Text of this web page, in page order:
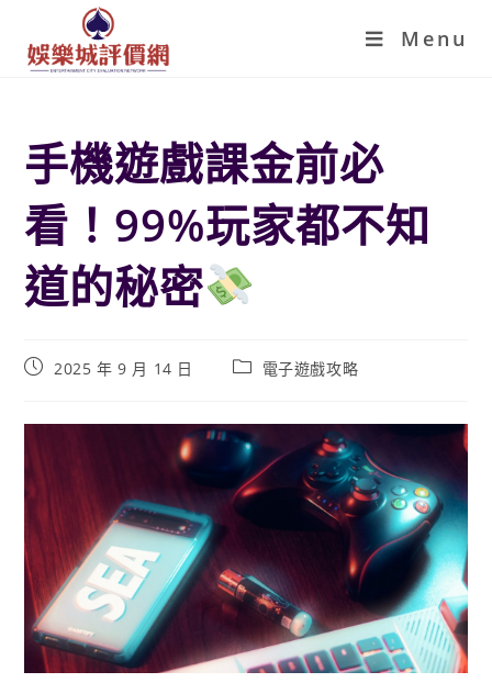
Menu
手機遊戲課金前必
看！99%玩家都不知
道的秘密
2025 年 9 月 14 日 電子遊戲攻略